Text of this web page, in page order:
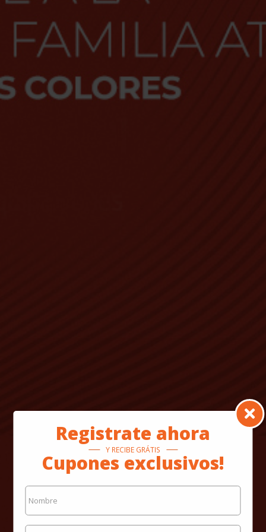
Registrate ahora
Y RECIBE GRÁTIS
Cupones exclusivos!